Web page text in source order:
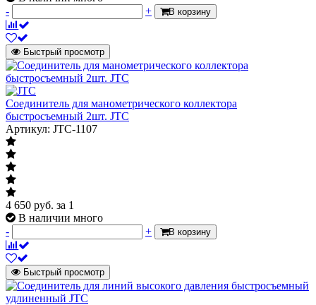
-
+ В корзину
Быстрый просмотр
Соединитель для манометрического коллектора
быстросъемный 2шт. JTC
Артикул: JTC-1107
4 650 руб. за 1
В наличии много
-
+ В корзину
Быстрый просмотр